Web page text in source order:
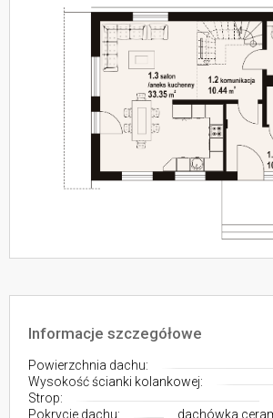
Informacje szczegółowe
Powierzchnia dachu:
Wysokość ścianki kolankowej:
Strop:
Pokrycie dachu:
dachówka